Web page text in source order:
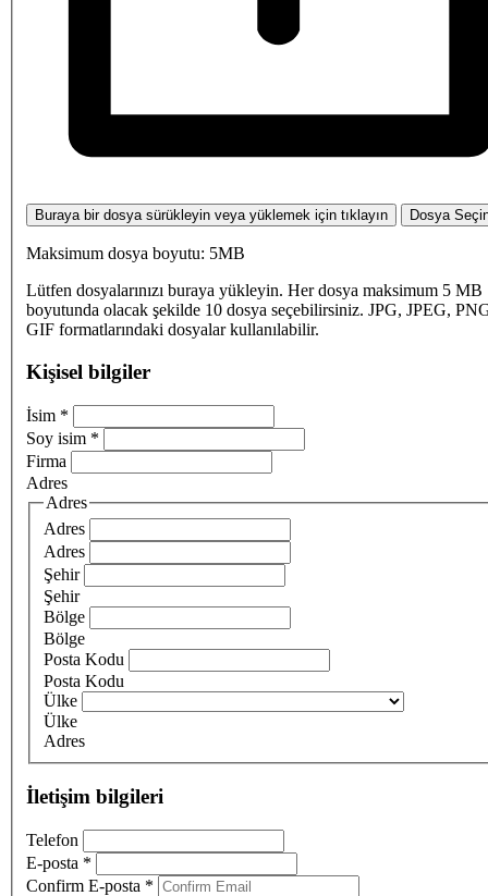
Buraya bir dosya sürükleyin veya yüklemek için tıklayın Dosya
Maksimum dosya boyutu: 5MB
Lütfen dosyalarınızı buraya yükleyin. Her dosya maksimum 5 MB
boyutunda olacak şekilde 10 dosya seçebilirsiniz. JPG, JPEG,
GIF formatlarındaki dosyalar kullanılabilir.
Kişisel bilgiler
İsim *
Soy isim *
Firma
Adres
Adres
Adres
Adres
Şehir
Şehir
Bölge
Bölge
Posta Kodu
Posta Kodu
Ülke
Ülke
Adres
İletişim bilgileri
Telefon
E-posta *
Confirm E-posta *